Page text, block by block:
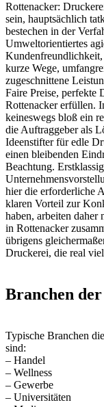
Rottenacker:
sein, hauptsächlich
bestechen in der
Umweltorientiertes
Kundenfreundlichkeit,
kurze Wege,
zugeschnittene
Faire Preise, perfekte
Rottenacker erfüllen.
keineswegs bloß ein
die Auftraggeber als
Ideenstifter für edle
einen bleibenden
Beachtung.
hier die erforderliche
klaren Vorteil zur
haben, arbeiten
in Rottenacker
übrigens
Druckerei, die real
Branchen
Typische Branchen
sind:
– Handel
– Wellness
– Gewerbe
– Universitäten